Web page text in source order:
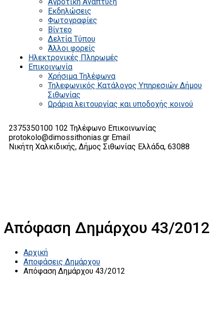
Εκδηλώσεις
Φωτογραφίες
Βίντεο
Δελτία Τύπου
Άλλοι φορείς
Ηλεκτρονικές Πληρωμές
Επικοινωνία
Χρήσιμα Τηλέφωνα
Τηλεφωνικός Κατάλογος Υπηρεσιών Δήμου
Σιθωνίας
Ωράρια λειτουργίας και υποδοχής κοινού
2375350100 102 Τηλέφωνο Επικοινωνίας
protokolo@dimossithonias.gr Email
Νικήτη Χαλκιδικής, Δήμος Σιθωνίας Ελλάδα, 63088
Απόφαση Δημάρχου 43/2012
Αρχική
Αποφάσεις Δημάρχου
Απόφαση Δημάρχου 43/2012